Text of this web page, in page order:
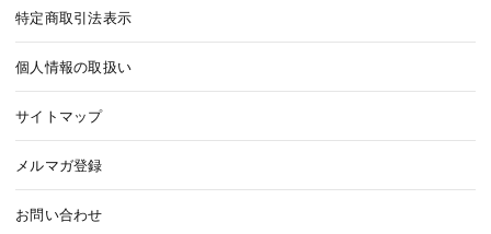
特定商取引法表示
個人情報の取扱い
サイトマップ
メルマガ登録
お問い合わせ